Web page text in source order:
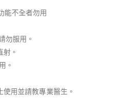
能不全者勿用
勿服用。
。
。
用並請教專業醫生。